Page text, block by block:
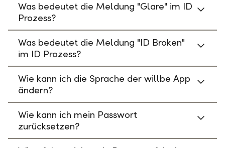
Was bedeutet die Meldung "Glare" im ID
Prozess?
Was bedeutet die Meldung "ID Broken"
im ID Prozess?
Wie kann ich die Sprache der willbe App
ändern?
Wie kann ich mein Passwort
zurücksetzen?